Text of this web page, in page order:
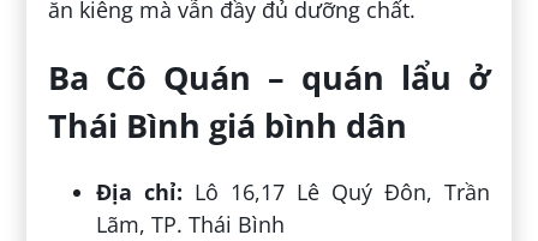
ăn kiêng mà vẫn đầy đủ dưỡng chất.
Ba Cô Quán – quán lẩu ở
Thái Bình giá bình dân
Địa chỉ: Lô 16,17 Lê Quý Đôn, Trần
Lãm, TP. Thái Bình